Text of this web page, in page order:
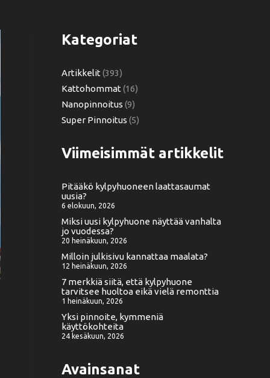
Kategoriat
Artikkelit (393)
Kattohommat (16)
Nanopinnoitus (9)
Super Pinnoitus (5)
Viimeisimmät artikkelit
Pitääkö kylpyhuoneen laattasaumat
uusia?
6 elokuun, 2026
Miksi uusi kylpyhuone näyttää vanhalta
jo vuodessa?
20 heinäkuun, 2026
Milloin julkisivu kannattaa maalata?
12 heinäkuun, 2026
7 merkkiä siitä, että kylpyhuone
tarvitsee huoltoa eikä vielä remonttia
1 heinäkuun, 2026
Yksi pinnoite, kymmeniä
käyttökohteita
24 kesäkuun, 2026
Avainsanat